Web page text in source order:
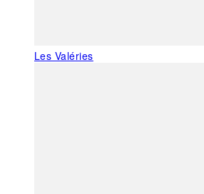
Les Valéries